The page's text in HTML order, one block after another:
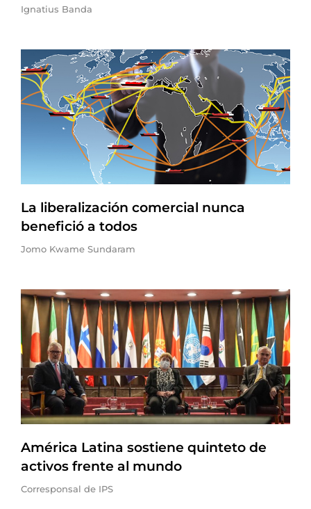
Ignatius Banda
La liberalización comercial nunca
benefició a todos
Jomo Kwame Sundaram
América Latina sostiene quinteto de
activos frente al mundo
Corresponsal de IPS